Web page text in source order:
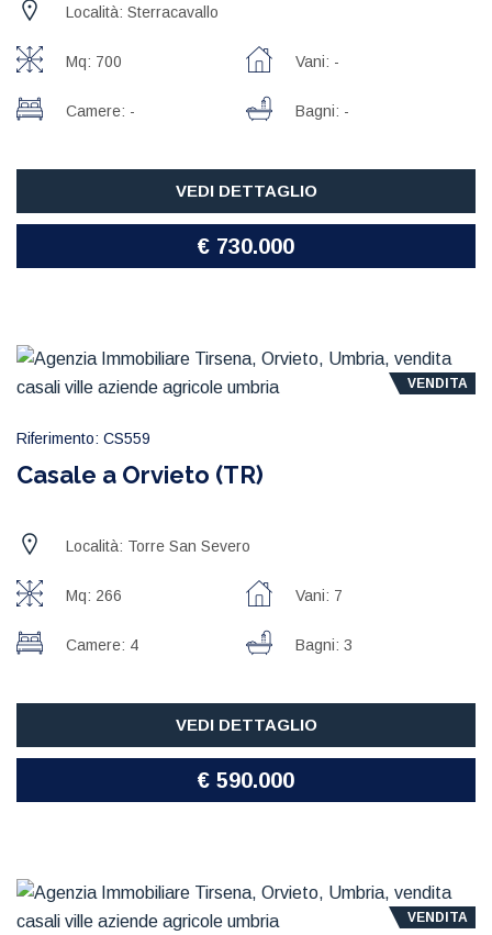
Località: Sterracavallo
Mq: 700 Vani: -
Camere: - Bagni: -
VEDI DETTAGLIO
€ 730.000
VENDITA
Riferimento: CS559
Casale a Orvieto (TR)
Località: Torre San Severo
Mq: 266 Vani: 7
Camere: 4 Bagni: 3
VEDI DETTAGLIO
€ 590.000
VENDITA